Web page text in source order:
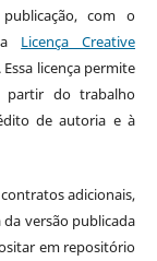
com o
Licença Creative
Essa licença permite
partir do trabalho
de autoria e à
adicionais,
versão publicada
em repositório